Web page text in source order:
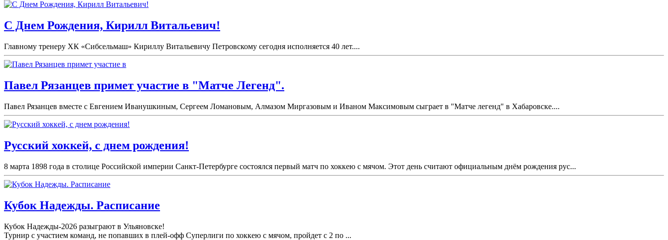
С Днем Рождения, Кирилл Витальевич!
Главному тренеру ХК «Сибсельмаш» Кириллу Витальевичу Петровскому сегодня исполняется 40 лет....
Павел Рязанцев примет участие в "Матче Легенд".
Павел Рязанцев вместе с Евгением Иванушкиным, Сергеем Ломановым, Алмазом Миргазовым и Иваном Максимовым сыграет в "Матче легенд" в Хабаровске....
Русский хоккей, с днем рождения!
8 марта 1898 года в столице Российской империи Санкт-Петербурге состоялся первый матч по хоккею с мячом. Этот день считают официальным днём рождения рус...
Кубок Надежды. Расписание
Кубок Надежды-2026 разыграют в Ульяновске!
Турнир с участием команд, не попавших в плей-офф Суперлиги по хоккею с мячом, пройдет с 2 по ...